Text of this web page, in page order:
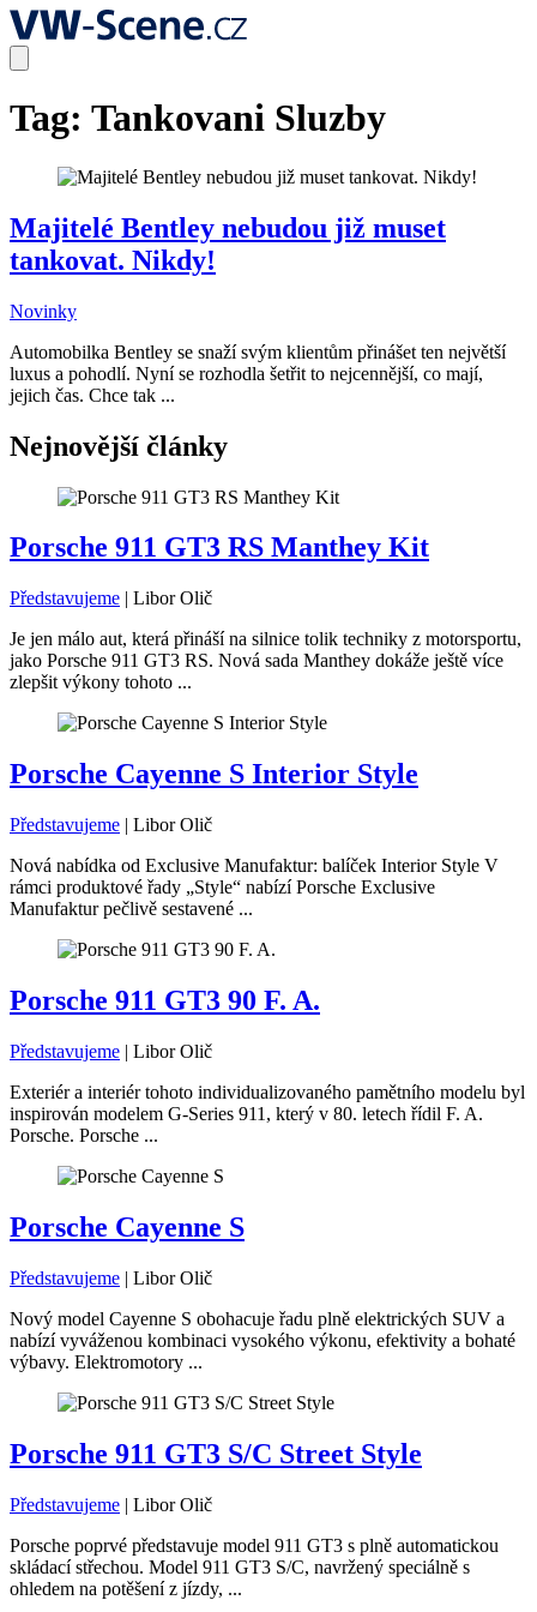
Tag: Tankovani Sluzby
Majitelé Bentley nebudou již muset
tankovat. Nikdy!
Novinky
Automobilka Bentley se snaží svým klientům přinášet ten největší
luxus a pohodlí. Nyní se rozhodla šetřit to nejcennější, co mají,
jejich čas. Chce tak ...
Nejnovější články
Porsche 911 GT3 RS Manthey Kit
Představujeme | Libor Olič
Je jen málo aut, která přináší na silnice tolik techniky z motorsportu,
jako Porsche 911 GT3 RS. Nová sada Manthey dokáže ještě více
zlepšit výkony tohoto ...
Porsche Cayenne S Interior Style
Představujeme | Libor Olič
Nová nabídka od Exclusive Manufaktur: balíček Interior Style V
rámci produktové řady „Style“ nabízí Porsche Exclusive
Manufaktur pečlivě sestavené ...
Porsche 911 GT3 90 F. A.
Představujeme | Libor Olič
Exteriér a interiér tohoto individualizovaného pamětního modelu byl
inspirován modelem G-Series 911, který v 80. letech řídil F. A.
Porsche. Porsche ...
Porsche Cayenne S
Představujeme | Libor Olič
Nový model Cayenne S obohacuje řadu plně elektrických SUV a
nabízí vyváženou kombinaci vysokého výkonu, efektivity a bohaté
výbavy. Elektromotory ...
Porsche 911 GT3 S/C Street Style
Představujeme | Libor Olič
Porsche poprvé představuje model 911 GT3 s plně automatickou
skládací střechou. Model 911 GT3 S/C, navržený speciálně s
ohledem na potěšení z jízdy, ...